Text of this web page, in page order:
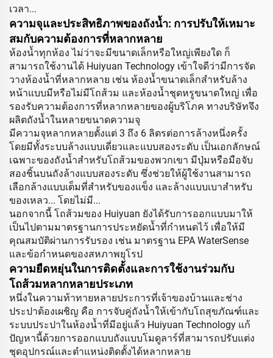
เวลา...
ความจุและประสิทธิภาพของถังน้ำ: การปรับให้เหมาะ
สมกับความต้องการที่หลากหลาย
ห้องน้ำทุกห้อง ไม่ว่าจะมีขนาดเล็กหรือใหญ่เพียงใด ก็
สามารถใช้งานได้ Huiyuan Technology เข้าใจดีว่ามีการจัด
วางห้องน้ำที่หลากหลาย เช่น ห้องน้ำขนาดเล็กสำหรับล้าง
หน้าแบบมีหรือไม่มีโถส้วม และห้องน้ำชุดหรูขนาดใหญ่ เพื่อ
รองรับความต้องการที่หลากหลายของผู้บริโภค ทางบริษัทจึง
ผลิตถังน้ำในหลายขนาดความจุ
มีความจุหลากหลายตั้งแต่ 3 ถึง 6 ลิตรต่อการล้างหนึ่งครั้ง
โดยมีทั้งระบบล้างแบบเดี่ยวและแบบสองระดับ เป็นเอกลักษณ์
เฉพาะของถังน้ำสำหรับโถส้วมของพวกเขา มีปุ่มหรือมือจับ
สองชิ้นบนถังล้างแบบสองระดับ ซึ่งช่วยให้ผู้ใช้งานสามารถ
เลือกล้างแบบเต็มที่สำหรับของแข็ง และล้างแบบเบาสำหรับ
ของเหลว... โดยไม่มี...
นอกจากนี้ โถส้วมของ Huiyuan ยังได้รับการออกแบบมาให้
เป็นไปตามมาตรฐานการประหยัดน้ำที่กำหนดไว้ เพื่อให้มี
คุณสมบัติผ่านการรับรอง เช่น มาตรฐาน EPA WaterSense
และข้อกำหนดของสหภาพยุโรป
ความยืดหยุ่นในการติดตั้งและการใช้งานร่วมกับ
โถส้วมหลากหลายประเภท
หนึ่งในความท้าทายหลายประการที่เจ้าของบ้านและช่าง
ประปาต้องเผชิญ คือ การจับคู่ถังน้ำให้เข้ากับโถสุขภัณฑ์และ
ระบบประปาในห้องน้ำที่มีอยู่แล้ว Huiyuan Technology แก้
ปัญหานี้ด้วยการออกแบบถังแบบโมดูลาร์ที่สามารถปรับแต่ง
ชุดอุปกรณ์และตำแหน่งติดตั้งได้หลากหลาย